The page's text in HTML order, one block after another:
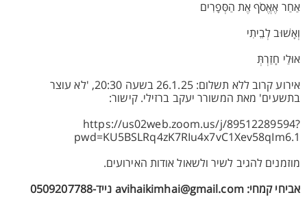
אַחַר אֶאֱסֹף אֶת הַסְּפָרִים
וְאָשׁוּב לְבֵיתִי
אוּלַי חָזַרְתְּ
אירוע קרוב ללא תשלום: 26.1.25 בשעה 20:30, 'לא עוצר
בתשעים' מאת המשורר יעקב ברזילי. קישור:
https://us02web.zoom.us/j/89512289594?
pwd=KU5BSLRq4zK7RIu4x7vC1Xev58qIm6.1
מוזמנים להגיב לשיר ולשאול אודות האירועים.
אביחי קמחי: avihaikimhai@gmail.com נייד-0509207788